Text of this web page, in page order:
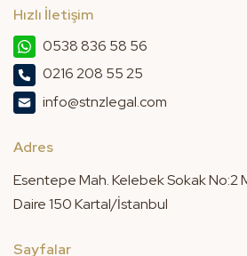
Hızlı İletişim
0538 836 58 56
0216 208 55 25
info@stnzlegal.com
Adres
Esentepe Mah. Kelebek Sokak No:2
Daire 150 Kartal/İstanbul
Sayfalar